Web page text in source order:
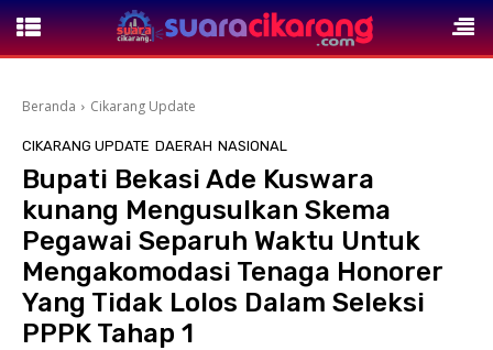
Beranda Cikarang Update
CIKARANG UPDATE DAERAH NASIONAL
Bupati Bekasi Ade Kuswara
kunang Mengusulkan Skema
Pegawai Separuh Waktu Untuk
Mengakomodasi Tenaga Honorer
Yang Tidak Lolos Dalam Seleksi
PPPK Tahap 1